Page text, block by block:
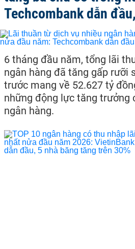
Techcombank dẫn
6 tháng đầu năm, tổng lãi
ngân hàng đã tăng gấp rưỡi
trước mang về 52.627 tỷ
những động lực tăng trưởng
ngân hàng.